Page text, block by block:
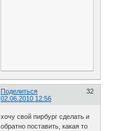
Поделиться
32
02.06.2010 12:56
хочу свой пирбург сделать и
обратно поставить, какая то